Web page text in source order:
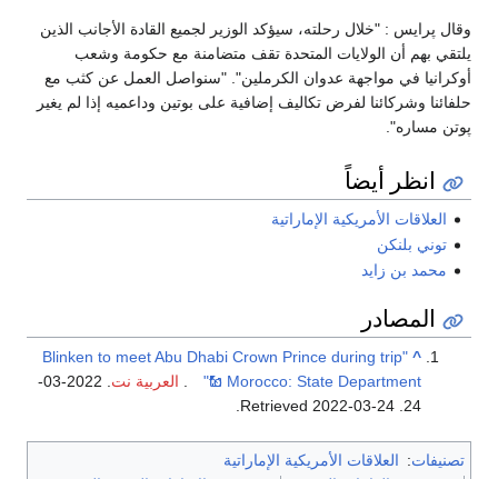
وقال پرايس : "خلال رحلته، سيؤكد الوزير لجميع القادة الأجانب الذين
يلتقي بهم أن الولايات المتحدة تقف متضامنة مع حكومة وشعب
أوكرانيا في مواجهة عدوان الكرملين". "سنواصل العمل عن كثب مع
حلفائنا وشركائنا لفرض تكاليف إضافية على بوتين وداعميه إذا لم يغير
پوتن مساره".
انظر أيضاً
العلاقات الأمريكية الإماراتية
توني بلنكن
محمد بن زايد
المصادر
^
"Blinken to meet Abu Dhabi Crown Prince during trip
to Morocco: State Department"
العربية نت
. 2022-03-
24
2022-03-24
تصنيفات: العلاقات الأمريكية الإماراتية